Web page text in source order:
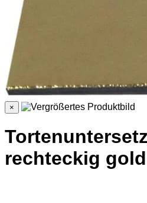
×
rechteckig gold